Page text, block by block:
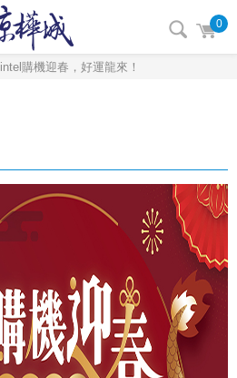
0
intel購機迎春，好運龍來！